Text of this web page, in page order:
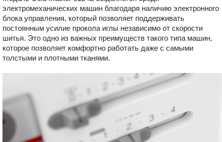
электромеханических машин благодаря наличию электронного
блока управления, который позволяет поддерживать
постоянным усилие прокола иглы независимо от скорости
шитья. Это одно из важных преимуществ такого типа машин,
которое позволяет комфортно работать даже с самыми
толстыми и плотными тканями.